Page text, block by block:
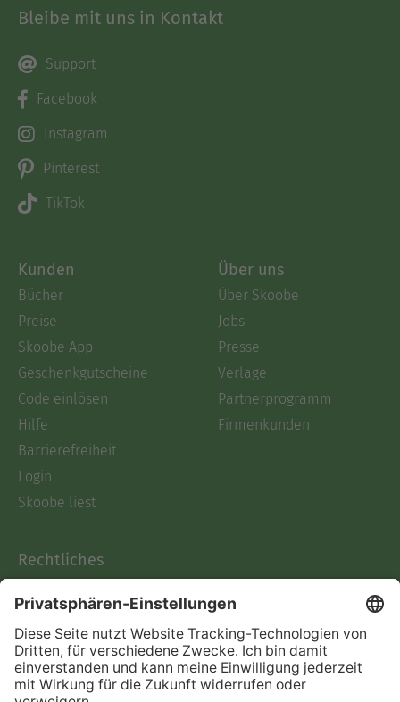
Bleibe mit uns in Kontakt
Support
Facebook
Instagram
Pinterest
TikTok
Kunden
Bücher
Preise
Skoobe App
Geschenkgutscheine
Code einlösen
Hilfe
Barrierefreiheit
Login
Skoobe liest
Über uns
Über Skoobe
Jobs
Presse
Verlage
Partnerprogramm
Firmenkunden
Rechtliches
AGB
Informationen nach Data
Act
Verträge hier kündigen